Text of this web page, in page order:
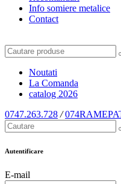
Info somiere metalice
Contact
Noutati
La Comanda
catalog 2026
0747.263.728 /
Autentificare
E-mail